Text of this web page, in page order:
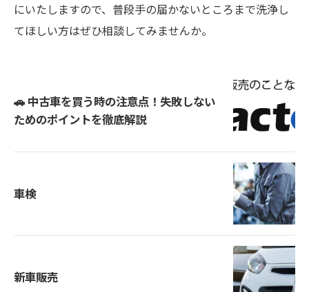
にいたしますので、普段手の届かないところまで洗浄し
てほしい方はぜひ相談してみませんか。
🚗 中古車を買う時の注意点！失敗しない
ためのポイントを徹底解説
車検
新車販売